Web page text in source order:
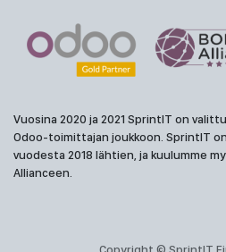
Vuosina 2020 ja 2021 SprintIT on
Odoo-toimittajan joukkoon. SprintIT
vuodesta 2018 lähtien, ja kuulumme
Allianceen.
Copyright © SprintIT